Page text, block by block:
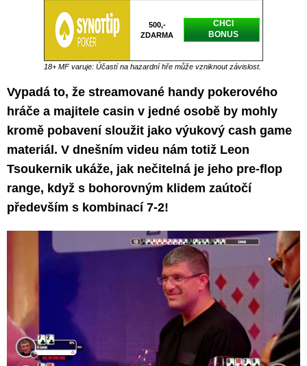
500,-
ZDARMA
CHCI
BONUS
18+ MF varuje: Účastí na hazardní hře může vzniknout závislost.
Vypadá to, že streamované handy pokerového
hráče a majitele casin v jedné osobě by mohly
kromě pobavení sloužit jako výukový cash game
materiál. V dnešním videu nám totiž Leon
Tsoukernik ukáže, jak nečitelná je jeho pre-flop
range, když s bohorovným klidem zaútočí
především s kombinací 7-2!